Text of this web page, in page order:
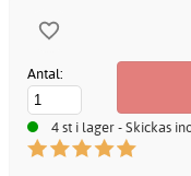
Antal:
4 st i lager - Skickas